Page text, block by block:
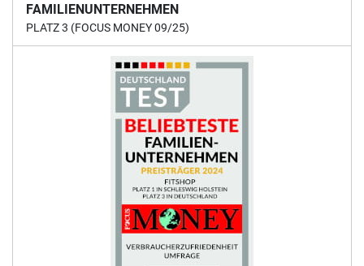
FAMILIENUNTERNEHMEN
PLATZ 3 (FOCUS MONEY 09/25)